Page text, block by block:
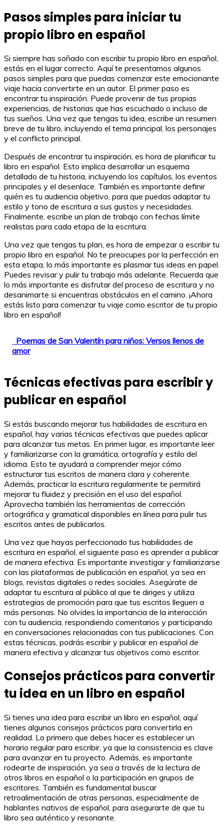
Pasos simples para iniciar tu
propio libro en español
Si siempre has soñado con escribir tu propio libro en español,
estás en el lugar correcto. Aquí te presentamos algunos
pasos simples para que puedas comenzar este emocionante
viaje hacia convertirte en un autor. El primer paso es
encontrar tu inspiración. Puede provenir de tus propias
experiencias, de historias que has escuchado o incluso de
tus sueños. Una vez que tengas tu idea, escribe un resumen
breve de tu libro, incluyendo el tema principal, los personajes
y el conflicto principal.
Después de encontrar tu inspiración, es hora de planificar tu
libro en español. Esto implica desarrollar un esquema
detallado de tu historia, incluyendo los capítulos, los eventos
principales y el desenlace. También es importante definir
quién es tu audiencia objetivo, para que puedas adaptar tu
estilo y tono de escritura a sus gustos y necesidades.
Finalmente, escribe un plan de trabajo con fechas límite
realistas para cada etapa de la escritura.
Una vez que tengas tu plan, es hora de empezar a escribir tu
propio libro en español. No te preocupes por la perfección en
esta etapa, lo más importante es plasmar tus ideas en papel.
Puedes revisar y pulir tu trabajo más adelante. Recuerda que
lo más importante es disfrutar del proceso de escritura y no
desanimarte si encuentras obstáculos en el camino. ¡Ahora
estás listo para comenzar tu viaje como escritor de tu propio
libro en español!
Poemas de San Valentín para niños: Versos llenos de
amor
Técnicas efectivas para escribir y
publicar en español
Si estás buscando mejorar tus habilidades de escritura en
español, hay varias técnicas efectivas que puedes aplicar
para alcanzar tus metas. En primer lugar, es importante leer
y familiarizarse con la gramática, ortografía y estilo del
idioma. Esto te ayudará a comprender mejor cómo
estructurar tus escritos de manera clara y coherente.
Además, practicar la escritura regularmente te permitirá
mejorar tu fluidez y precisión en el uso del español.
Aprovecha también las herramientas de corrección
ortográfica y gramatical disponibles en línea para pulir tus
escritos antes de publicarlos.
Una vez que hayas perfeccionado tus habilidades de
escritura en español, el siguiente paso es aprender a publicar
de manera efectiva. Es importante investigar y familiarizarse
con las plataformas de publicación en español, ya sea en
blogs, revistas digitales o redes sociales. Asegúrate de
adaptar tu escritura al público al que te diriges y utiliza
estrategias de promoción para que tus escritos lleguen a
más personas. No olvides la importancia de la interacción
con tu audiencia, respondiendo comentarios y participando
en conversaciones relacionadas con tus publicaciones. Con
estas técnicas, podrás escribir y publicar en español de
manera efectiva y alcanzar tus objetivos como escritor.
Consejos prácticos para convertir
tu idea en un libro en español
Si tienes una idea para escribir un libro en español, aquí
tienes algunos consejos prácticos para convertirla en
realidad. Lo primero que debes hacer es establecer un
horario regular para escribir, ya que la consistencia es clave
para avanzar en tu proyecto. Además, es importante
rodearte de inspiración, ya sea a través de la lectura de
otros libros en español o la participación en grupos de
escritores. También es fundamental buscar
retroalimentación de otras personas, especialmente de
hablantes nativos de español, para asegurarte de que tu
libro sea auténtico y resonante.